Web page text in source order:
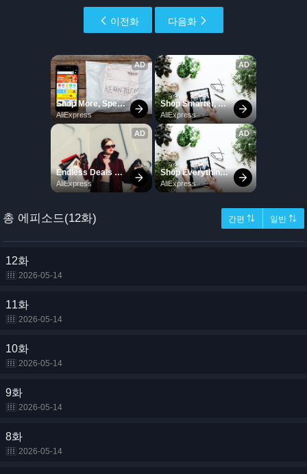
이전화 다음화
총 에피소드(12화) 간편 ⇅ 일반 ⇅
12화
2026-05-14
11화
2026-05-14
10화
2026-05-14
9화
2026-05-14
8화
2026-05-14